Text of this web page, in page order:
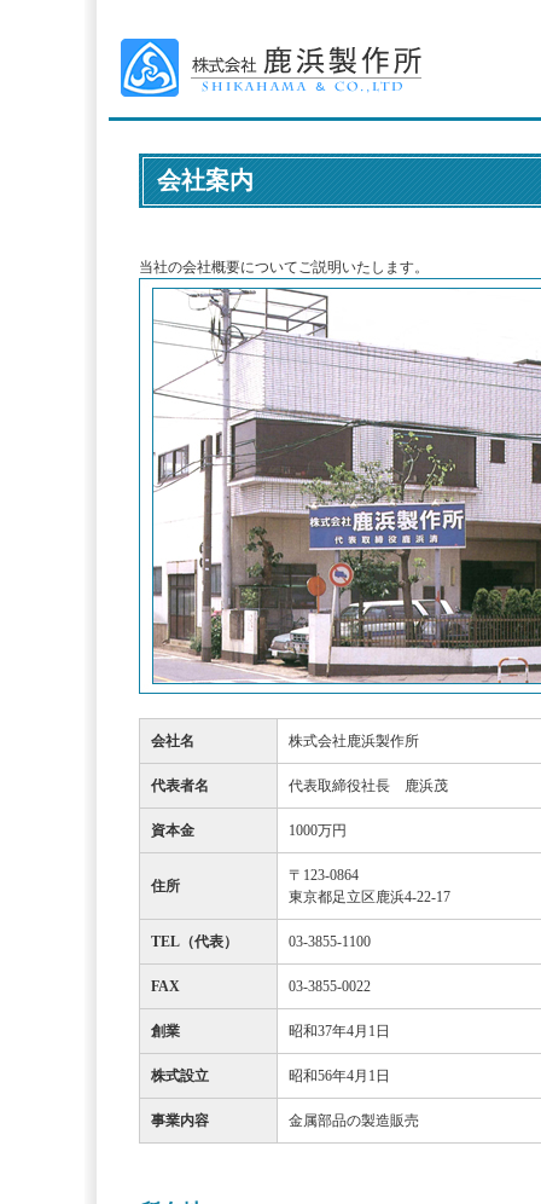
会社案内
当社の会社概要についてご説明いたします。
会社名 株式会社鹿浜製作所
代表者名 代表取締役社長 鹿浜茂
資本金 1000万円
住所
〒123-0864
東京都足立区鹿浜4-22-17
TEL（代表） 03-3855-1100
FAX 03-3855-0022
創業 昭和37年4月1日
株式設立 昭和56年4月1日
事業内容 金属部品の製造販売